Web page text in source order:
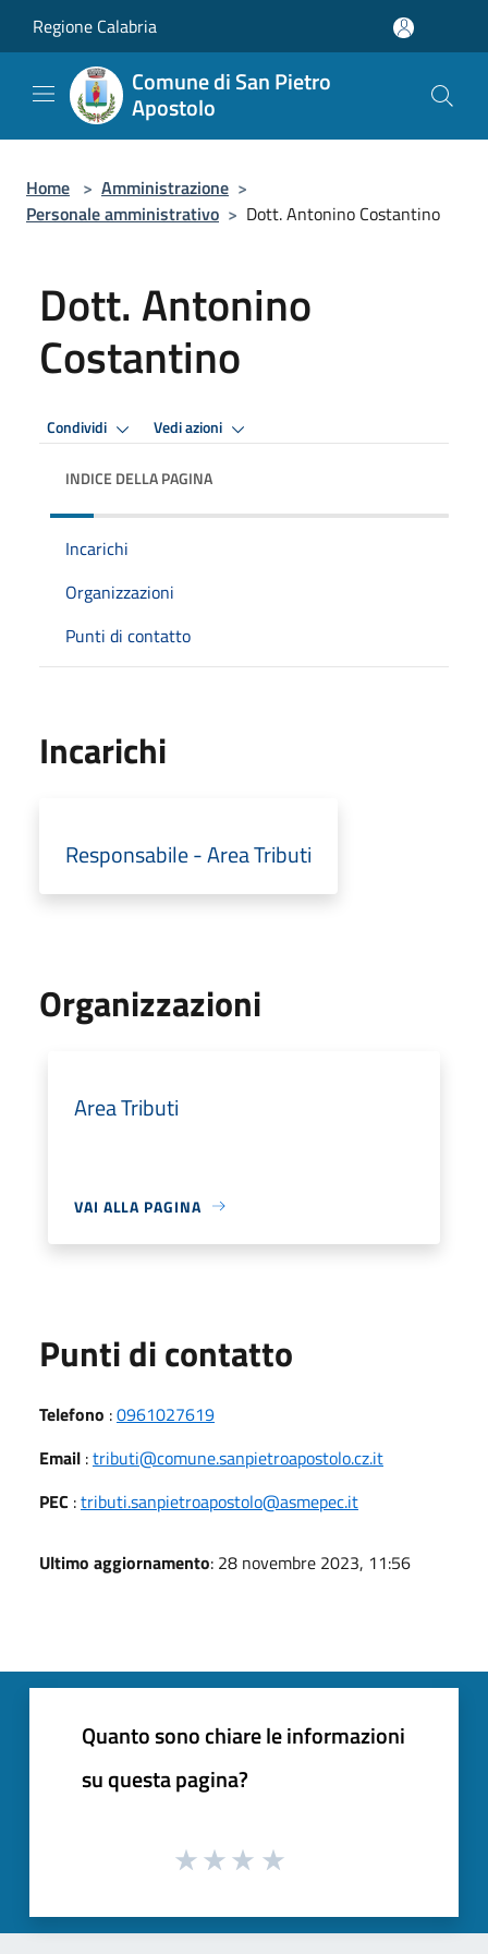
Regione Calabria
Comune di San Pietro
Apostolo
Home > Amministrazione >
Personale amministrativo > Dott. Antonino Costantino
Dott. Antonino
Costantino
Condividi Vedi azioni
INDICE DELLA PAGINA
Incarichi
Organizzazioni
Punti di contatto
Incarichi
Responsabile - Area Tributi
Organizzazioni
Area Tributi
VAI ALLA PAGINA
Punti di contatto
Telefono :0961027619
Email :tributi@comune.sanpietroapostolo.cz.it
PEC :tributi.sanpietroapostolo@asmepec.it
Ultimo aggiornamento: 28 novembre 2023, 11:56
Quanto sono chiare le informazioni
su questa pagina?